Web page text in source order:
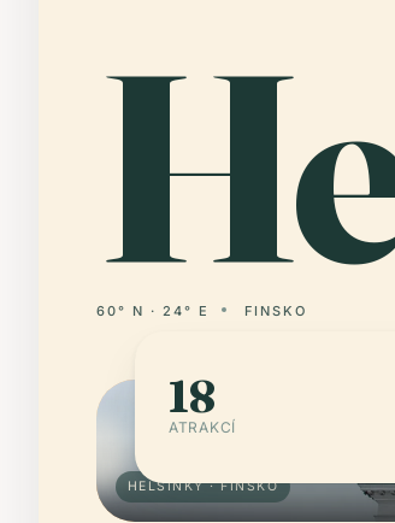
60° N · 24° E FINSKO
HELSINKY · FINSKO
18
ATRAKCÍ